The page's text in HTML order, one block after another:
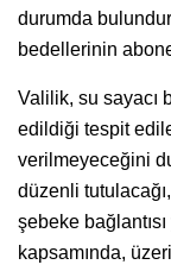
durumda
bedellerinin
Valilik, su sayacı
edildiği tespit
verilmeyeceğini
düzenli
şebeke
kapsamında,